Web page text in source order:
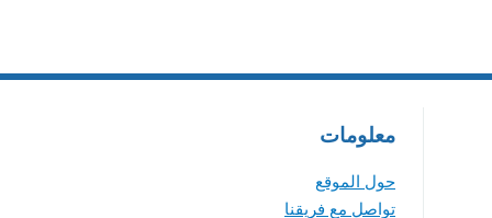
معلومات
حول الموقع
تواصل مع فريقنا